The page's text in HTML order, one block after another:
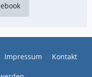
Impressum Kontakt